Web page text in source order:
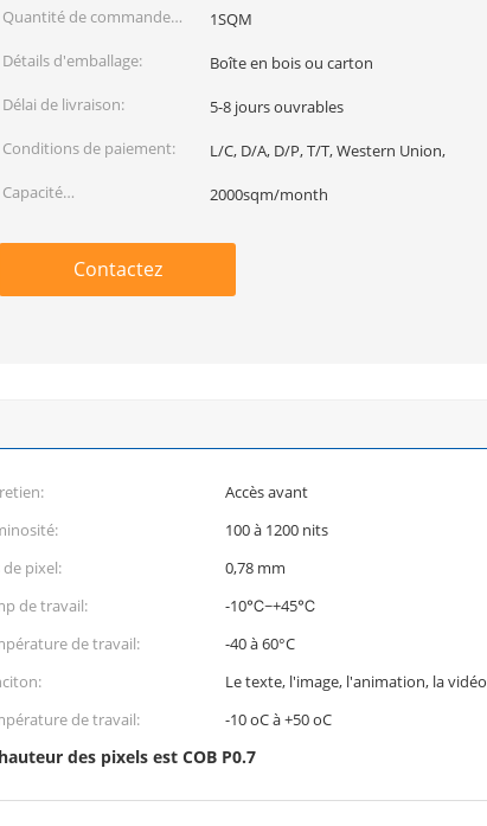
Quantité de commande
min:
1SQM
Détails d'emballage:
Boîte en bois ou carton
Délai de livraison:
5-8 jours ouvrables
Conditions de paiement:
L/C, D/A, D/P, T/T, Western Union,
Capacité
2000sqm/month
Contactez
Accès avant
100 à 1200 nits
de pixel:
0,78 mm
de travail:
-10℃~+45℃
de travail:
-40 à 60°C
Le texte, l'image, l'animation, la vidéo
de travail:
-10 oC à +50 oC
des pixels est COB P0.7